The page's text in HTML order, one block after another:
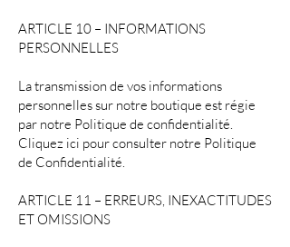
ARTICLE 10 – INFORMATIONS
PERSONNELLES
La transmission de vos informations
personnelles sur notre boutique est régie
par notre Politique de confidentialité.
Cliquez ici pour consulter notre Politique
de Confidentialité.
ARTICLE 11 – ERREURS, INEXACTITUDES
ET OMISSIONS